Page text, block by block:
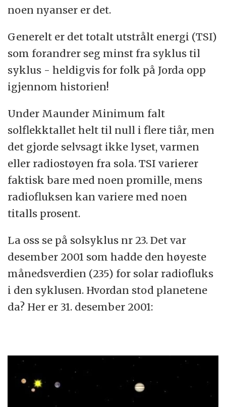
noen nyanser er det.
Generelt er det totalt utstrålt energi (TSI)
som forandrer seg minst fra syklus til
syklus - heldigvis for folk på Jorda opp
igjennom historien!
Under Maunder Minimum falt
solflekktallet helt til null i flere tiår, men
det gjorde selvsagt ikke lyset, varmen
eller radiostøyen fra sola. TSI varierer
faktisk bare med noen promille, mens
radiofluksen kan variere med noen
titalls prosent.
La oss se på solsyklus nr 23. Det var
desember 2001 som hadde den høyeste
månedsverdien (235) for solar radiofluks
i den syklusen. Hvordan stod planetene
da? Her er 31. desember 2001: